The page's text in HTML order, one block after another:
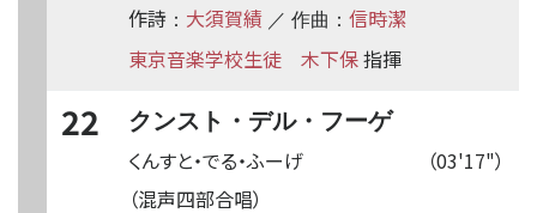
作詩 ： 大須賀績 ／ 作曲： 信時潔
東京音楽学校生徒
木下保指揮
22 クンスト・デル・フーゲ
（03'17"）
くんすと・でる・ふーげ
（混声四部合唱）